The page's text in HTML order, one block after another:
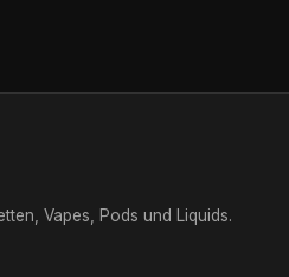
Vapes, Pods und Liquids.